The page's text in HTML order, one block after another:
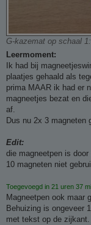
G-kazemat op schaal
Leermoment:
Ik had bij
plaatjes gehaald als
prima MAAR ik had er
magneetjes bezat en
af.
Dus nu 2x 3 magneten
Edit:
die magneetpen is
10 magneten niet
Toegevoegd in 21 uren 37
Magneetpen ook maar
Behuizing is ongeveer
met tekst op de